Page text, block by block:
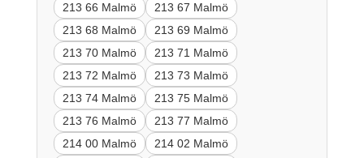
213 66 Malmö
213 67 Malmö
213 68 Malmö
213 69 Malmö
213 70 Malmö
213 71 Malmö
213 72 Malmö
213 73 Malmö
213 74 Malmö
213 75 Malmö
213 76 Malmö
213 77 Malmö
214 00 Malmö
214 02 Malmö